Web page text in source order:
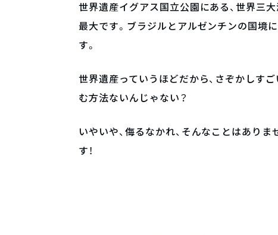
世界遺産イグアス国立公園にある、世界三
最大です。ブラジルとアルゼンチンの国境
す。
世界遺産っていうほどだから、さぞかしす
む方法ないんじゃない？
いやいや、侮るなかれ、そんなことはあり
す！